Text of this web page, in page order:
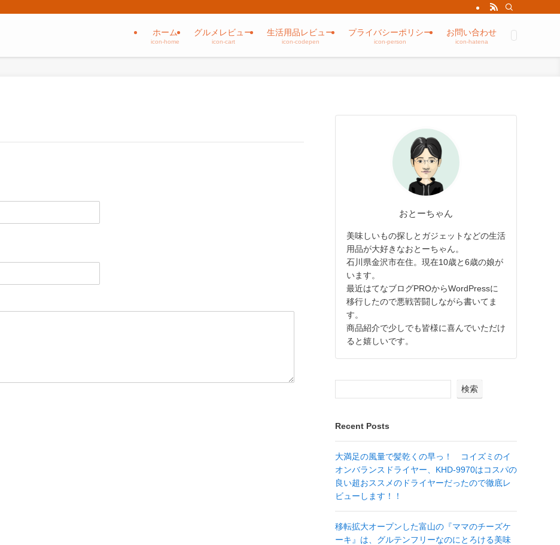
ホーム
icon-home
グルメレビュー
icon-cart
生活用品レビュー
icon-codepen
プライバシーポリシー
icon-person
お問い合わせ
icon-hatena
おとーちゃん
美味しいもの探しとガジェットなどの生活
用品が大好きなおとーちゃん。
石川県金沢市在住。現在10歳と6歳の娘が
います。
最近はてなブログPROからWordPressに
移行したので悪戦苦闘しながら書いてま
す。
商品紹介で少しでも皆様に喜んでいただけ
ると嬉しいです。
検索
Recent Posts
大満足の風量で髪乾くの早っ！ コイズミのイ
オンバランスドライヤー、KHD-9970はコスパの
良い超おススメのドライヤーだったので徹底レ
ビューします！！
移転拡大オープンした富山の『ママのチーズケ
ーキ』は、グルテンフリーなのにとろける美味